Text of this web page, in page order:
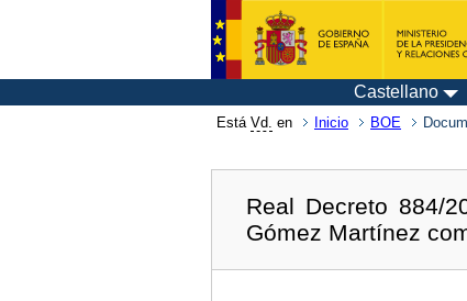
Castellano
Está Vd. en Inicio BOE
Real Decreto 884/
Gómez Martínez